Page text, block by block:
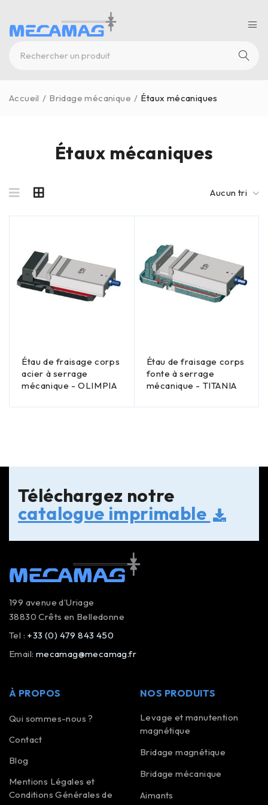
Étaux mécaniques
Accueil / Bridage mécanique / Étaux mécaniques
Aucun tri
Étau de fraisage corps
acier à serrage
mécanique - OLIMPIA
Étau de fraisage corps
fonte à serrage
mécanique - TITANIA
Téléchargez notre
catalogue imprimable
199 avenue d’Uriage
38830 Crêts en Belledonne
Tel : +33 (0) 479 843 450
Email: mecamag@mecamag.fr
À PROPOS
Qui sommes-nous ?
Contact
Blog
Mentions Légales et
Conditions Générales de
NOS PRODUITS
Levage et manutention
magnétique
Bridage magnétique
Bridage mécanique
Aimants